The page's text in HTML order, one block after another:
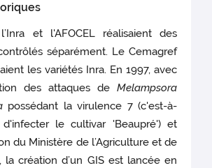
et l'AFOCEL réalisaient des
séparément. Le Cemagref
les variétés Inra. En 1997, avec
des attaques de Melampsora
possédant la virulence 7 (c'est-à-
le cultivar 'Beaupré') et
du Ministère de l’Agriculture et de
la création d’un GIS est lancée en